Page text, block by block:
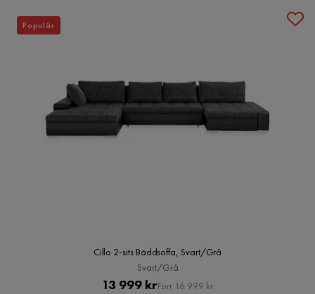
Cillo 2-sits Bäddsoffa, Svart/Grå
Svart/Grå
Pris
13 999 krOriginal
Förr 16 999 kr
Populär